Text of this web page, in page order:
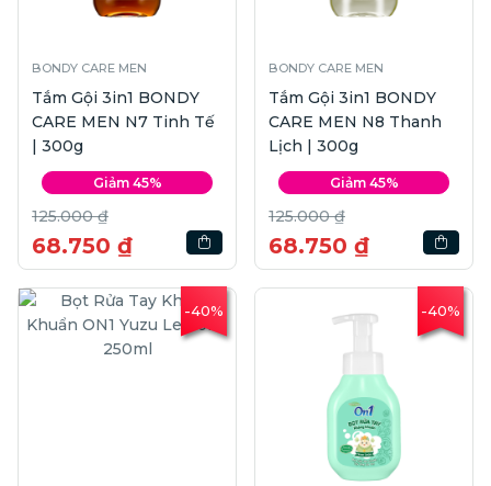
BONDY CARE MEN
Tắm Gội 3in1 BONDY
CARE MEN N7 Tinh Tế
| 300g
Giảm 45%
125.000 ₫
68.750 ₫
BONDY CARE MEN
Tắm Gội 3in1 BONDY
CARE MEN N8 Thanh
Lịch | 300g
Giảm 45%
125.000 ₫
68.750 ₫
-40% -40%